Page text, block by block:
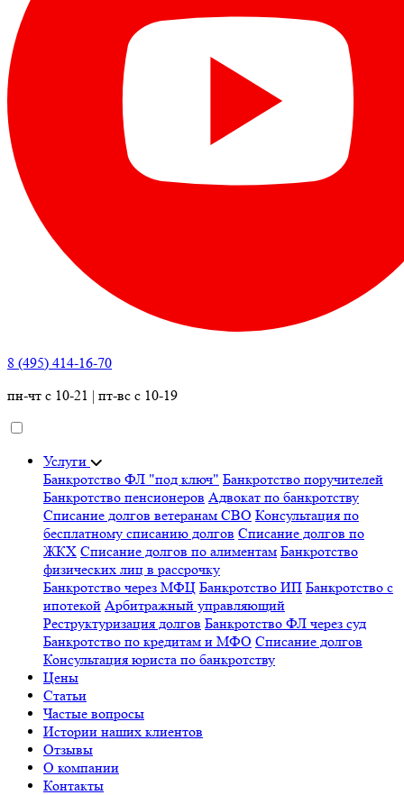
8 (495) 414-16-70
пн-чт с 10-21 | пт-вс с 10-19
Услуги
Банкротство ФЛ "под ключ" Банкротство поручителей
Банкротство пенсионеров Адвокат по банкротству
Списание долгов ветеранам СВО Консультация по
бесплатному списанию долгов Списание долгов по
ЖКХ Списание долгов по алиментам Банкротство
физических лиц в рассрочку
Банкротство через МФЦ Банкротство ИП Банкротство с
ипотекой Арбитражный управляющий
Реструктуризация долгов Банкротство ФЛ через суд
Банкротство по кредитам и МФО Списание долгов
Консультация юриста по банкротству
Цены
Статьи
Частые вопросы
Истории наших клиентов
Отзывы
О компании
Контакты